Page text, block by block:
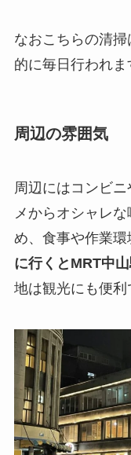
なおこちらの清
的に毎日行われま
周辺の雰囲気
周辺にはコンビ
メからオシャレ
め、食事や作業環
に行くとMRT中
地は観光にも便利